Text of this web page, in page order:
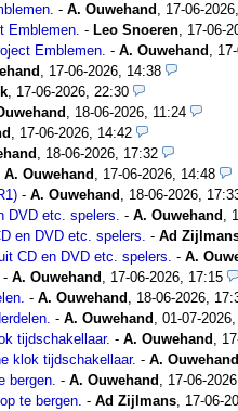
- A. Ouwehand , 17-06-
Emblemen. - Leo Snoeren, 17-06-
Emblemen. - A. Ouwehand ,
, 17-06-2026, 14:38
, 17-06-2026, 22:30
, 18-06-2026, 11:24
, 17-06-2026, 14:42
, 18-06-2026, 17:32
A. Ouwehand , 17-06-2026, 14:48
- A. Ouwehand , 18-06-2026,
DVD etc. spelers. - A. Ouwehand ,
en DVD etc. spelers. - Ad
CD en DVD etc. spelers. - A.
- A. Ouwehand , 17-06-2026, 17:15
- A. Ouwehand , 18-06-2026,
- A. Ouwehand , 01-07-
tijdschakellaar. - A. Ouwehand ,
klok tijdschakellaar. - A. Ouwehand
bergen. - A. Ouwehand , 17-06-
te bergen. - Ad Zijlmans, 17-06-